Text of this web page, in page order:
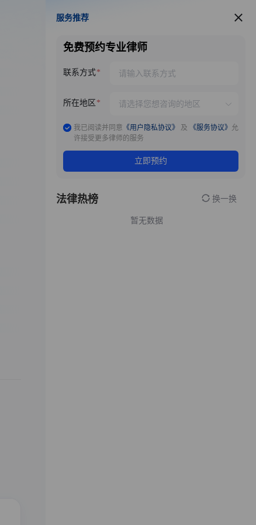
服务推荐
服务推荐
免费预约专业律师
联系方式
所在地区
我已阅读并同意 《用户隐私协议》 及 《服务协议》 允
许接受更多律师的服务
立即预约
法律热榜 换一换
暂无数据